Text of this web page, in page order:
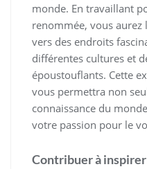
monde. En travaillant
renommée, vous aurez
vers des endroits
différentes cultures et
époustouflants. Cette
vous permettra non
connaissance du
votre passion pour le
Contribuer à